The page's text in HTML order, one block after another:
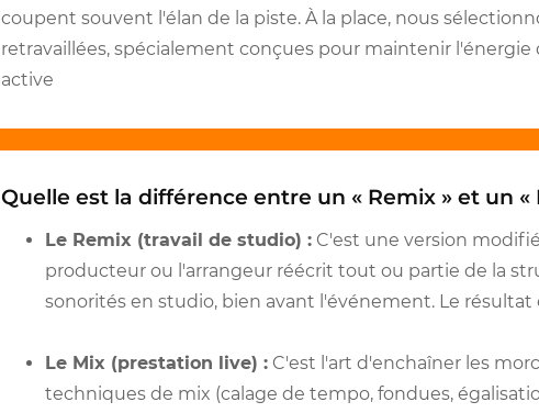
coupent souvent l'élan de la piste. À la place, nous
retravaillées, spécialement conçues pour maintenir
active
Quelle est la différence entre un « Remix » et un «
Le Remix (travail de studio) : C'est une version
producteur ou l'arrangeur réécrit tout ou partie de la
sonorités en studio, bien avant l'événement. Le
Le Mix (prestation live) : C'est l'art d'enchaîner les
techniques de mix (calage de tempo, fondues,